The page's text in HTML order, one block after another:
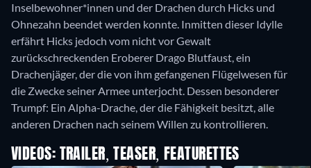
Inselbewohner*innen und der Drachen durch Hicks und
Ohnezahn beendet werden konnte. Inmitten dieser Idylle
erfährt Hicks jedoch vom nicht vor Gewalt
zurückschreckenden Eroberer Drago Blutfaust, ein
Drachenjäger, der die von ihm gefangenen Flügelwesen für
die Zwecke seiner Armee unterjocht. Dessen besonderer
Trumpf: Ein Alpha-Drache, der die Fähigkeit besitzt, alle
anderen Drachen nach seinem Willen zu kontrollieren.
VIDEOS: TRAILER, TEASER, FEATURETTES